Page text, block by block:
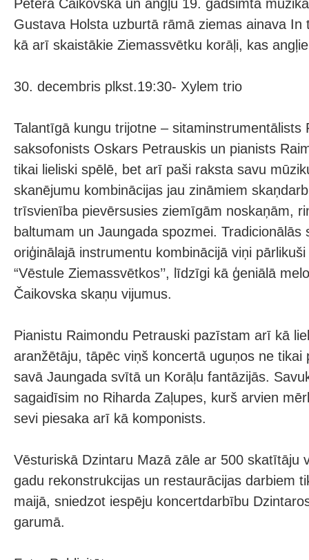
Pētera Čaikovska un angļu 19. gadsimta
Gustava Holsta uzburtā rāmā ziemas ainava In
kā arī skaistākie Ziemassvētku korāļi, kas
30. decembris plkst.19:30- Xylem trio
Talantīgā kungu trijotne – sitaminstrumentālists
saksofonists Oskars Petrauskis un pianists
tikai lieliski spēlē, bet arī paši raksta savu
skanējumu kombinācijas jau zināmiem
trīsvienība pievērsusies ziemīgām noskaņām,
baltumam un Jaungada spozmei. Tradicionālās
oriģinālajā instrumentu kombinācijā viņi
“Vēstule Ziemassvētkos’’, līdzīgi kā ģeniālā
Čaikovska skaņu vijumus.
Pianistu Raimondu Petrauski pazīstam arī kā
aranžētāju, tāpēc viņš koncertā uguņos ne tikai
savā Jaungada svītā un Korāļu fantāzijās.
sagaidīsim no Riharda Zaļupes, kurš arvien
sevi piesaka arī kā komponists.
Vēsturiskā Dzintaru Mazā zāle ar 500 skatītāju
gadu rekonstrukcijas un restaurācijas darbiem
maijā, sniedzot iespēju koncertdarbību
garumā.